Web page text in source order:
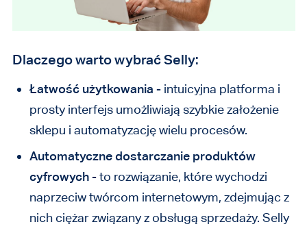
Dlaczego warto wybrać Selly:
Łatwość użytkowania - intuicyjna platforma i
prosty interfejs umożliwiają szybkie założenie
sklepu i automatyzację wielu procesów.
Automatyczne dostarczanie produktów
cyfrowych- to rozwiązanie, które wychodzi
naprzeciw twórcom internetowym, zdejmując z
nich ciężar związany z obsługą sprzedaży. Selly